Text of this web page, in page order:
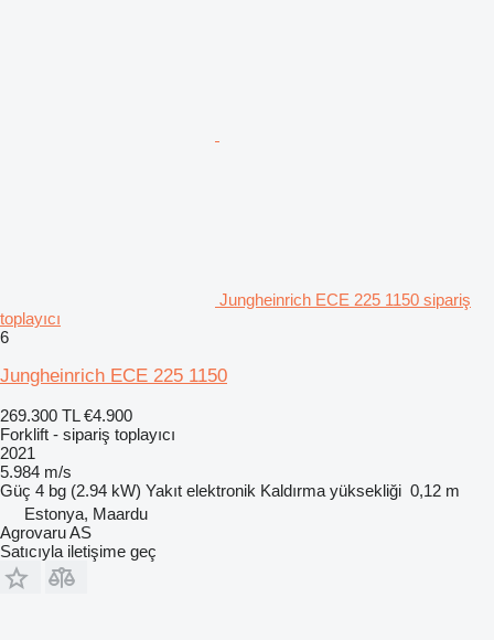
Jungheinrich ECE 225 1150 sipariş
toplayıcı
6
Jungheinrich ECE 225 1150
269.300 TL €4.900
Forklift - sipariş toplayıcı
2021
5.984 m/s
Güç 4 bg (2.94 kW) Yakıt elektronik Kaldırma yüksekliği 0,12 m
Estonya, Maardu
Agrovaru AS
Satıcıyla iletişime geç